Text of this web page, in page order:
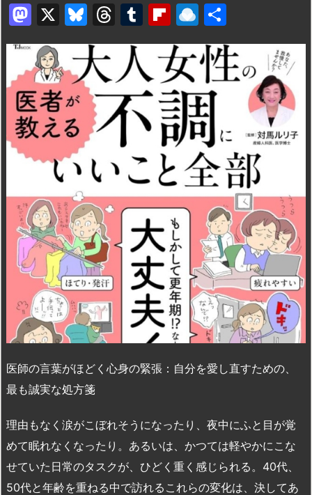
M
a
st
o
d
o
X
Bl
u
e
s
k
y
T
hr
e
a
d
s
T
u
m
bl
r
Fl
ip
b
o
ar
d
R
ai
n
dr
o
p.
io
有
医師の言葉がほどく心身の緊張：自分を愛し直すための、
最も誠実な処方箋
理由もなく涙がこぼれそうになったり、夜中にふと目が覚
めて眠れなくなったり。あるいは、かつては軽やかにこな
せていた日常のタスクが、ひどく重く感じられる。40代、
50代と年齢を重ねる中で訪れるこれらの変化は、決してあ